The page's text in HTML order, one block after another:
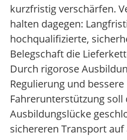
kurzfristig verschärfen.
halten dagegen:
hochqualifizierte,
Belegschaft die
Durch rigorose
Regulierung und bessere
Fahrerunterstützung soll
Ausbildungslücke
sichereren Transport auf